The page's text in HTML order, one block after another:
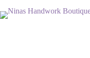
naar
de